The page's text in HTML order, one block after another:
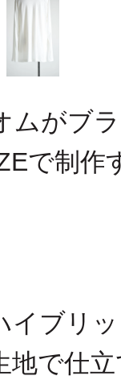
ムがブ
で制作
イブリ
地で仕